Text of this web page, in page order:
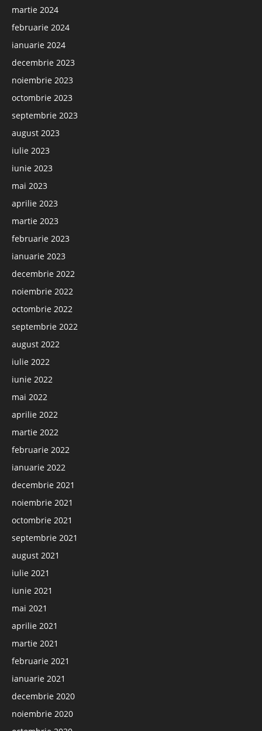
martie 2024
februarie 2024
ianuarie 2024
decembrie 2023
noiembrie 2023
octombrie 2023
septembrie 2023
august 2023
iulie 2023
iunie 2023
mai 2023
aprilie 2023
martie 2023
februarie 2023
ianuarie 2023
decembrie 2022
noiembrie 2022
octombrie 2022
septembrie 2022
august 2022
iulie 2022
iunie 2022
mai 2022
aprilie 2022
martie 2022
februarie 2022
ianuarie 2022
decembrie 2021
noiembrie 2021
octombrie 2021
septembrie 2021
august 2021
iulie 2021
iunie 2021
mai 2021
aprilie 2021
martie 2021
februarie 2021
ianuarie 2021
decembrie 2020
noiembrie 2020